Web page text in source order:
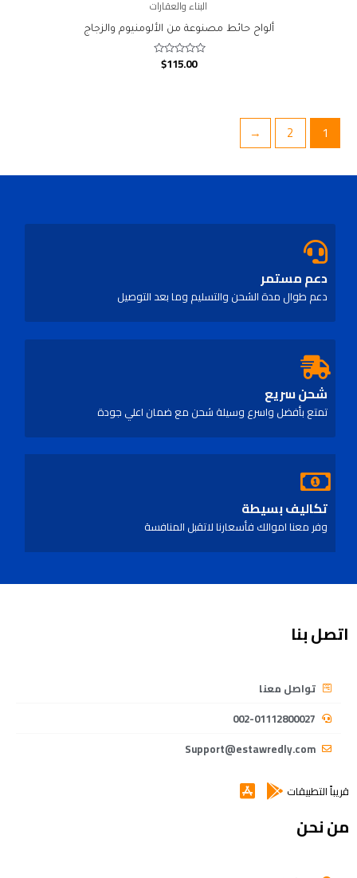
البناء والعقارات
ألواح حائط مصنوعة من الألومنيوم والزجاج
Rated
$115.00
1
2
←
دعم مستمر
دعم طوال مدة الشحن والتسليم وما بعد التوصيل
شحن سريع
تمتع بأفضل واسرع وسيلة شحن مع ضمان اعلي جودة
تكاليف بسيطة
وفر معنا اموالك فأسعارنا لاتقبل المنافسة
اتصل بنا
تواصل معنا
002-01112800027
Support@estawredly.com
قريباً التطبيقات
من نحن